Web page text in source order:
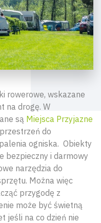
rowerowe, wskazane
na drogę. W
są Miejsca Przyjazne
do
ogniska. Obiekty
bezpieczny i darmowy
narzędzia do
Można więc
przygodę z
może być świetną
jeśli na co dzień nie